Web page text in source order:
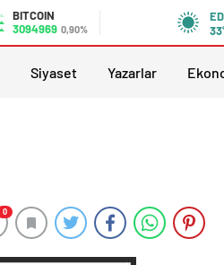
BITCOIN
3094969 0,90%
Siyaset Yazarlar
0